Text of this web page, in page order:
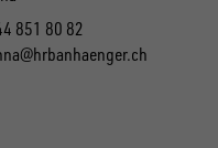
851 80 82